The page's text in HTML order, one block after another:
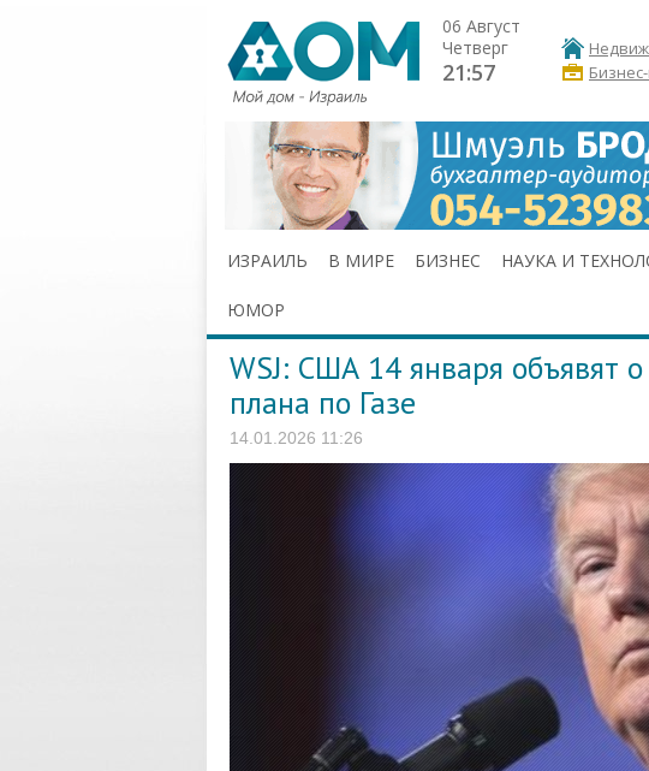
06 Август
Четверг
21:57
ИЗРАИЛЬ В МИРЕ БИЗНЕС НАУКА И
ЮМОР
WSJ: США 14 января объявят
плана по Газе
14.01.2026 11:26